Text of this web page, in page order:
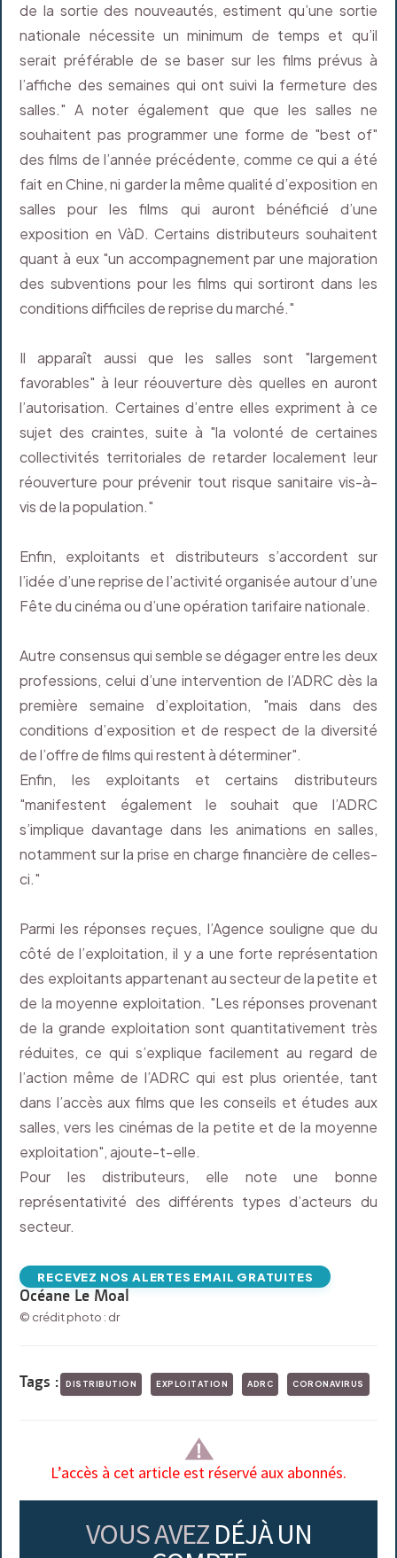
de la sortie des nouveautés, estiment qu’une sortie
nationale nécessite un minimum de temps et qu’il
serait préférable de se baser sur les films prévus à
l’affiche des semaines qui ont suivi la fermeture des
salles." A noter également que que les salles ne
souhaitent pas programmer une forme de "best of"
des films de l’année précédente, comme ce qui a été
fait en Chine, ni garder la même qualité d’exposition en
salles pour les films qui auront bénéficié d’une
exposition en VàD. Certains distributeurs souhaitent
quant à eux "un accompagnement par une majoration
des subventions pour les films qui sortiront dans les
conditions difficiles de reprise du marché."
Il apparaît aussi que les salles sont "largement
favorables" à leur réouverture dès quelles en auront
l’autorisation. Certaines d’entre elles expriment à ce
sujet des craintes, suite à "la volonté de certaines
collectivités territoriales de retarder localement leur
réouverture pour prévenir tout risque sanitaire vis-à-
vis de la population."
Enfin, exploitants et distributeurs s’accordent sur
l’idée d’une reprise de l’activité organisée autour d’une
Fête du cinéma ou d’une opération tarifaire nationale.
Autre consensus qui semble se dégager entre les deux
professions, celui d’une intervention de l’ADRC dès la
première semaine d’exploitation, "mais dans des
conditions d’exposition et de respect de la diversité
de l’offre de films qui restent à déterminer".
Enfin, les exploitants et certains distributeurs
"manifestent également le souhait que l’ADRC
s’implique davantage dans les animations en salles,
notamment sur la prise en charge financière de celles-
ci."
Parmi les réponses reçues, l’Agence souligne que du
côté de l’exploitation, il y a une forte représentation
des exploitants appartenant au secteur de la petite et
de la moyenne exploitation. "Les réponses provenant
de la grande exploitation sont quantitativement très
réduites, ce qui s’explique facilement au regard de
l’action même de l’ADRC qui est plus orientée, tant
dans l’accès aux films que les conseils et études aux
salles, vers les cinémas de la petite et de la moyenne
exploitation", ajoute-t-elle.
Pour les distributeurs, elle note une bonne
représentativité des différents types d’acteurs du
secteur.
RECEVEZ NOS ALERTES EMAIL GRATUITES
Océane Le Moal
© crédit photo : dr
Tags : DISTRIBUTION EXPLOITATION ADRC CORONAVIRUS
L’accès à cet article est réservé aux abonnés.
VOUS AVEZ DÉJÀ UN